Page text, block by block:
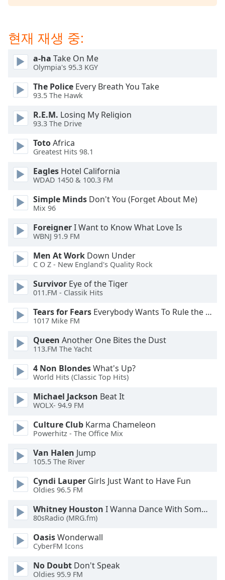
off,
Audio
Track
Picture-
Fullscreen
window.
Beginning
window.
Escape
cancel
close
window.
Color
Opacity
Background
Color
Opacity
Caption
Area
Background
Color
Opacity
Font
현재 재생 중:
a-ha Take On Me
Olympia's 95.3 KGY
The Police Every Breath You Take
93.5 The Hawk
R.E.M. Losing My Religion
93.3 The Drive
TotoAfrica
Greatest Hits 98.1
Eagles Hotel California
WDAD 1450 & 100.3 FM
Simple Minds Don't You (Forget About Me)
Mix 96
ForeignerI Want to Know What Love Is
WBNJ 91.9 FM
Men At Work Down Under
C O Z - New England's Quality Rock
Survivor Eye of the Tiger
011.FM - Classik Hits
Tears for Fears Everybody Wants To Rule the World
1017 Mike FM
Queen Another One Bites the Dust
113.FM The Yacht
4 Non BlondesWhat's Up?
World Hits (Classic Top Hits)
Michael Jackson Beat It
WOLX- 94.9 FM
Culture Club Karma Chameleon
Powerhitz - The Office Mix
Van Halen Jump
105.5 The River
Cyndi Lauper Girls Just Want to Have Fun
Oldies 96.5 FM
Whitney Houston I Wanna Dance With Somebody
80sRadio (MRG.fm)
OasisWonderwall
CyberFM Icons
No Doubt Don't Speak
Oldies 95.9 FM